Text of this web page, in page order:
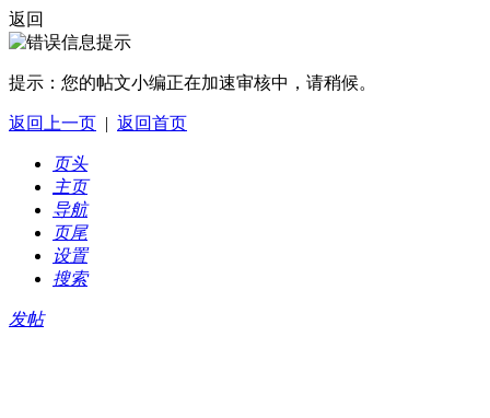
返回
提示： 您的帖文小编正在加速审核中，请稍候。
返回上一页 | 返回首页
页头
主页
导航
页尾
设置
搜索
发帖